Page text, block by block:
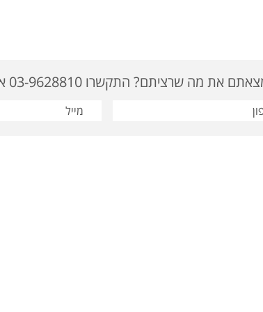
את מה שרציתם? התקשרו 03-9628810 או מלאו פרטים